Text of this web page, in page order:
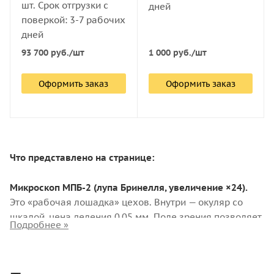
шт. Срок отгрузки с
поверкой: 3-7 рабочих
дней
93 700 руб./шт
Оформить заказ
дней
1 000руб./шт
Оформить заказ
Что представлено на странице:
Микроскоп МПБ-2 (лупа Бринелля, увеличение ×24).
Это «рабочая лошадка» цехов. Внутри — окуляр со
шкалой, цена деления 0,05 мм. Поле зрения позволяет
измерять отпечатки диаметром от 0 до 6,5 мм. Для